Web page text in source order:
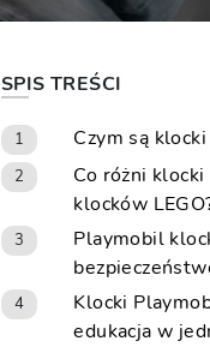
SPIS TREŚCI
1 Czym są
2
Co różni
klocków
3
Playmobil
4
Klocki
edukacja w